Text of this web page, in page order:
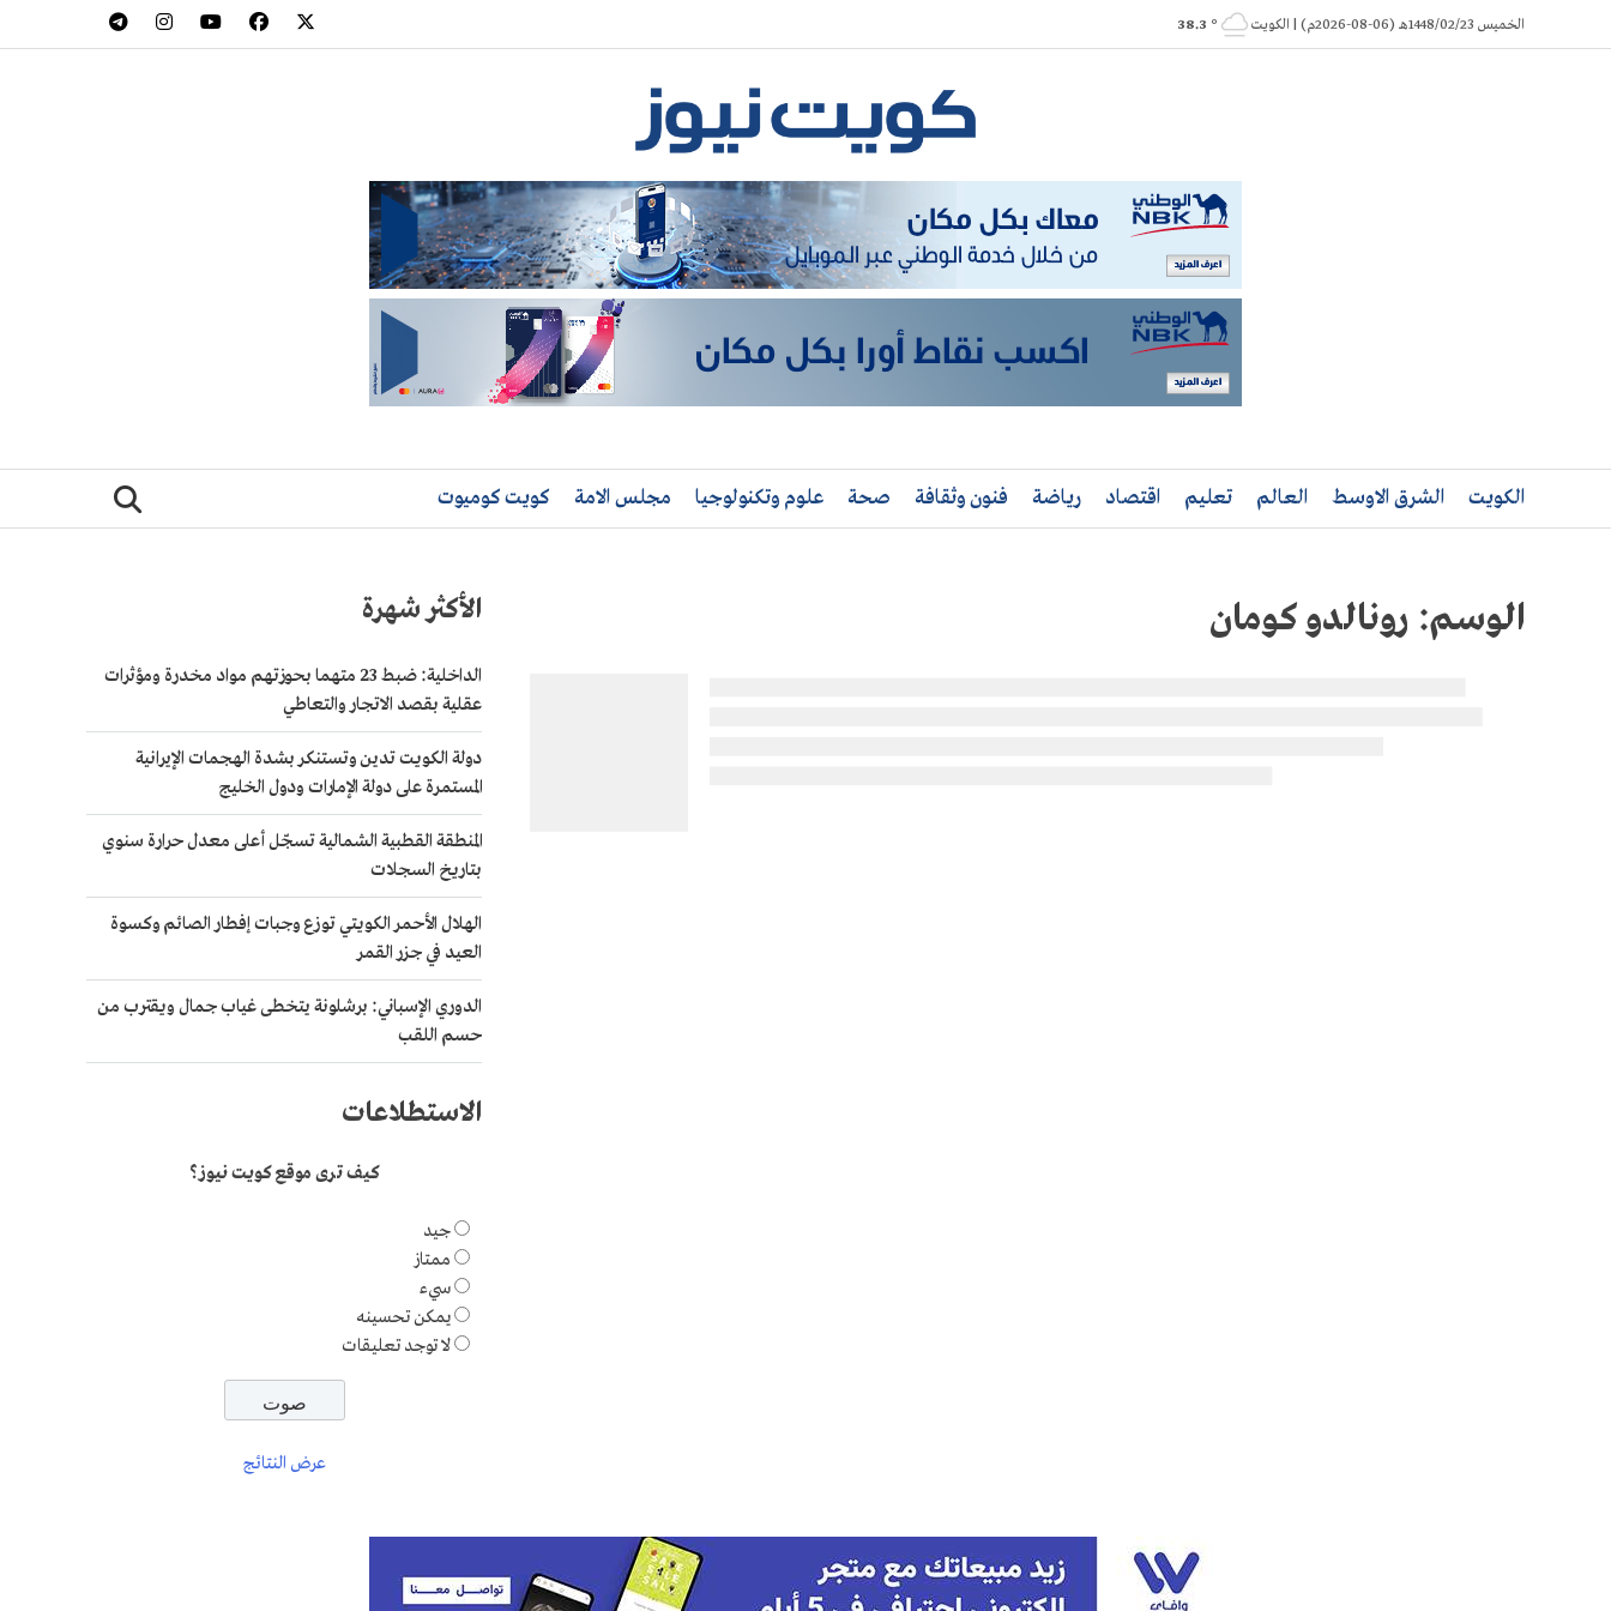
to
الخميس 1448/02/23هـ (06-08-2026م) | الكويت ° 38.3
الكويت الشرق الاوسط العالم تعليم اقتصاد رياضة فنون وثقافة صحة علوم وتكنولوجيا مجلس الامة كويت كوميوت
الوسم: رونالدو كومان الأكثر شهرة
الداخلية: ضبط 23 متهما بحوزتهم مواد مخدرة ومؤثرات
عقلية بقصد الاتجار والتعاطي
دولة الكويت تدين وتستنكر بشدة الهجمات الإيرانية
المستمرة على دولة الإمارات ودول الخليج
المنطقة القطبية الشمالية تسجّل أعلى معدل حرارة سنوي
بتاريخ السجلات
الهلال الأحمر الكويتي توزع وجبات إفطار الصائم وكسوة
العيد في جزر القمر
الدوري الإسباني: برشلونة يتخطى غياب جمال ويقترب من
حسم اللقب
الاستطلاعات
كيف ترى موقع كويت نيوز؟
جيد
ممتاز
سيء
يمكن تحسينه
لا توجد تعليقات
عرض النتائج